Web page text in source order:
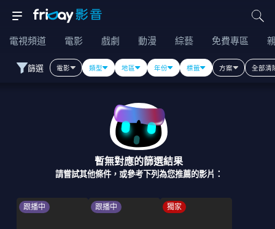
電視頻道 電影 戲劇 動漫 綜藝 免費專區
篩選 電影 類型 地區 年份 標籤 方案 全部清
暫無對應的篩選結果
請嘗試其他條件，或參考下列為您推薦的影片：
跟播中 跟播中 獨家